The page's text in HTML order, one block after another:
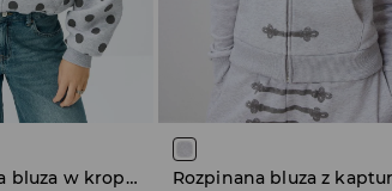
Szara rozpinana bluza w kropki